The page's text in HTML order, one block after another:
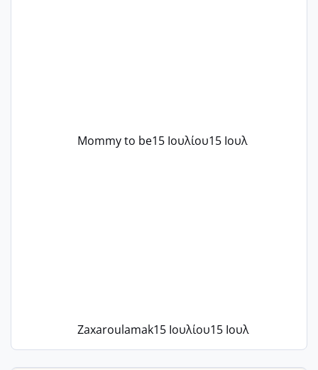
Mommy to be15 Ιουλίου15 Ιουλ
Zaxaroulamak15 Ιουλίου15 Ιουλ